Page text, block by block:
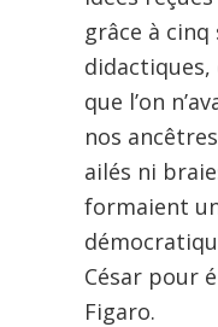
grâce à
que l’on
nos
ailés ni
formaient
César pour
Figaro.